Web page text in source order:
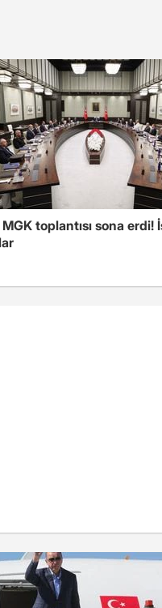
toplantısı sona erdi!